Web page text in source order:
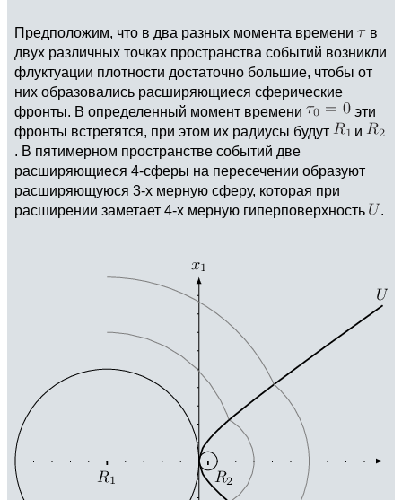
Предположим, что в два разных момента времени
в
двух различных точках пространства событий возникли
флуктуации плотности достаточно большие, чтобы от
них образовались расширяющиеся сферические
фронты. В определенный момент времени
эти
фронты встретятся, при этом их радиусы будут
и
. В пятимерном пространстве событий две
расширяющиеся 4-сферы на пересечении образуют
расширяющуюся 3-х мерную сферу, которая при
расширении заметает 4-х мерную гиперповерхность
.